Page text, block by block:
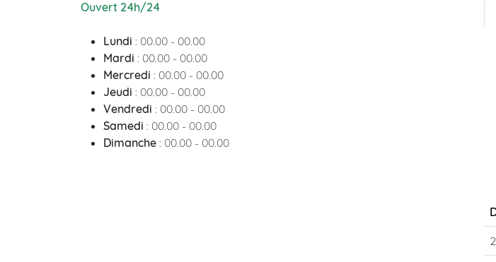
Ouvert 24h/24
Lundi : 00.00 - 00.00
Mardi : 00.00 - 00.00
Mercredi : 00.00 - 00.00
Jeudi : 00.00 - 00.00
Vendredi : 00.00 - 00.00
Samedi : 00.00 - 00.00
Dimanche : 00.00 - 00.00